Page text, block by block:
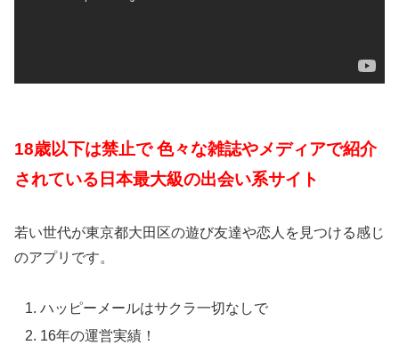
18歳以下は禁止で 色々な雑誌やメディアで紹介
されている日本最大級の出会い系サイト
若い世代が東京都大田区の遊び友達や恋人を見つける感じ
のアプリです。
ハッピーメールはサクラ一切なしで
16年の運営実績！